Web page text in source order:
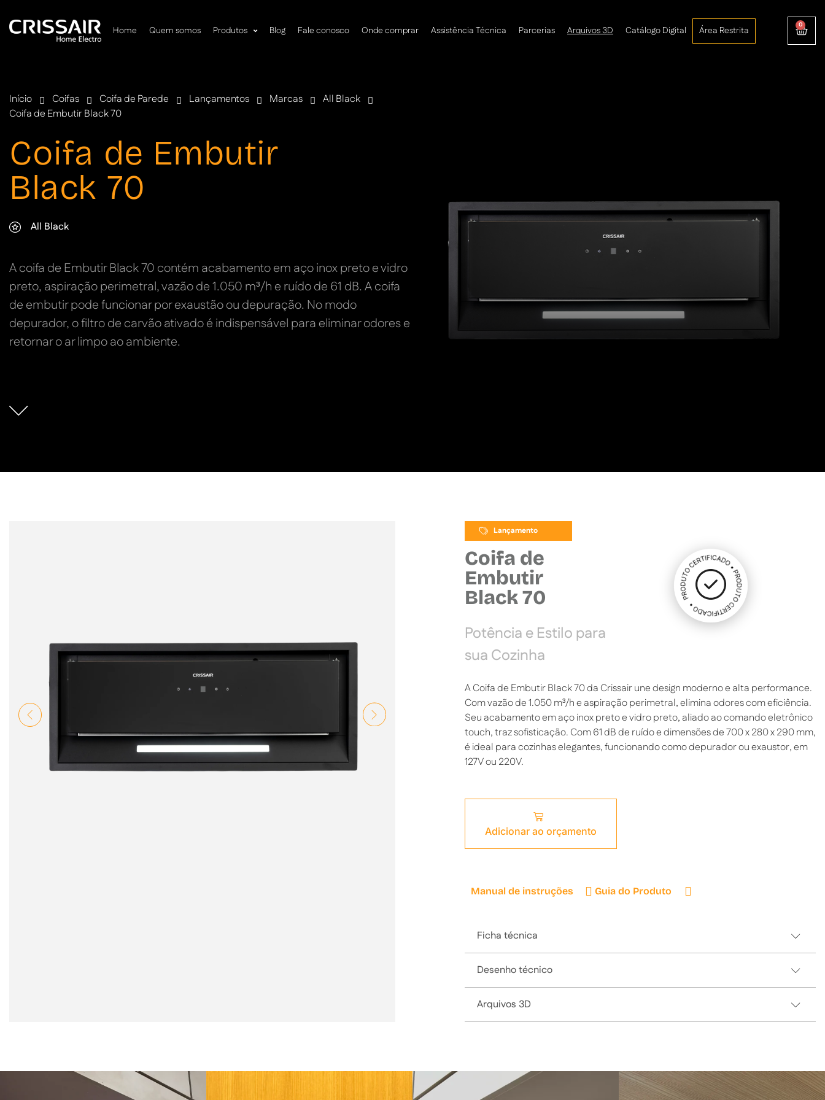
Home Quem somos Produtos Blog Fale conosco Onde comprar Assistência Técnica Parcerias Arquivos 3D Catálogo Digital Área Restrita 0
Início Coifas Coifa de Parede Lançamentos Marcas
All Black
Coifa de Embutir Black 70
Coifa de Embutir
Black 70
All Black
A coifa de Embutir Black 70 contém acabamento em aço inox preto e vidro
preto, aspiração perimetral, vazão de 1.050 m³/h e ruído de 61 dB. A coifa
de embutir pode funcionar por exaustão ou depuração. No modo
depurador, o filtro de carvão ativado é indispensável para eliminar odores e
retornar o ar limpo ao ambiente.
Lançamento
Coifa de
Embutir
Black 70
Potência e Estilo para
sua Cozinha
A Coifa de Embutir Black 70 da Crissair une design moderno e alta performance.
Com vazão de 1.050 m³/h e aspiração perimetral, elimina odores com eficiência.
Seu acabamento em aço inox preto e vidro preto, aliado ao comando eletrônico
touch, traz sofisticação. Com 61 dB de ruído e dimensões de 700 x 280 x 290 mm,
é ideal para cozinhas elegantes, funcionando como depurador ou exaustor, em
127V ou 220V.
Adicionar ao orçamento
Manual de instruções Guia do Produto
Ficha técnica
Desenho técnico
Arquivos 3D